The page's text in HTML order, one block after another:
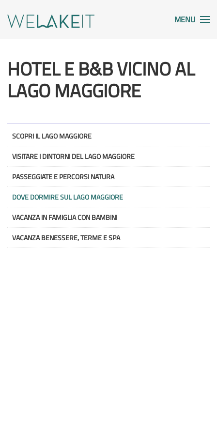
MENU
HOTEL E B&B VICINO AL
LAGO MAGGIORE
SCOPRI IL LAGO MAGGIORE
VISITARE I DINTORNI DEL LAGO MAGGIORE
PASSEGGIATE E PERCORSI NATURA
DOVE DORMIRE SUL LAGO MAGGIORE
VACANZA IN FAMIGLIA CON BAMBINI
VACANZA BENESSERE, TERME E SPA